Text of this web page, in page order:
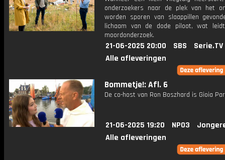
onderzoekers naar de plek van het
worden sporen van slaappillen
lichaam van de dode piloot, wat
moordonderzoek.
21-06-2025 20:00 SBS
Serie.TV
Alle afleveringen
Bommetje!: Afl. 6
De co-host van Ron Boszhard is Gioia
21-06-2025 19:20 NPO3
Alle afleveringen